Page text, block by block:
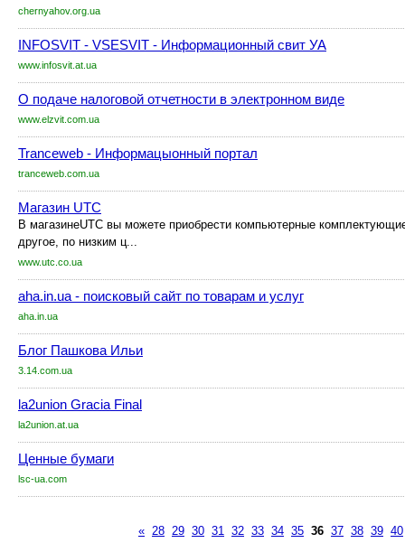
chernyahov.org.ua
INFOSVIT - VSESVIT - Информационный свит УА
www.infosvit.at.ua
О подаче налоговой отчетности в электронном виде
www.elzvit.com.ua
Tranceweb - Информацыонный портал
tranceweb.com.ua
Магазин UTC
В магазинеUTC вы можете приобрести компьютерные
другое, по низким ц...
www.utc.co.ua
aha.in.ua - поисковый сайт по товарам и услуг
aha.in.ua
Блог Пашкова Ильи
3.14.com.ua
la2union Gracia Final
la2union.at.ua
Ценные бумаги
lsc-ua.com
« 28 29 30 31 32 33 34 35 36 37 38 39 40